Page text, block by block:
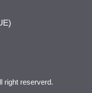
right reserverd.